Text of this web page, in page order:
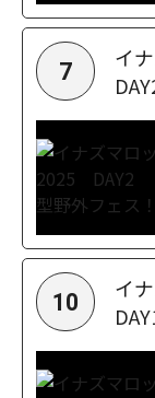
7
イ
10
イ